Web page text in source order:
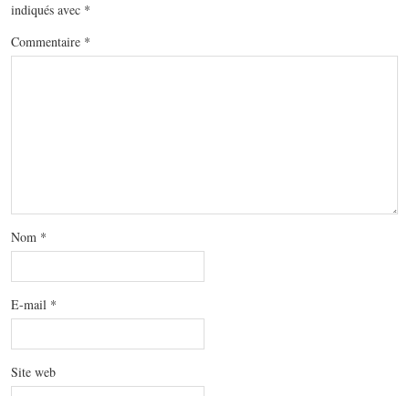
indiqués avec *
Commentaire *
Nom *
E-mail *
Site web